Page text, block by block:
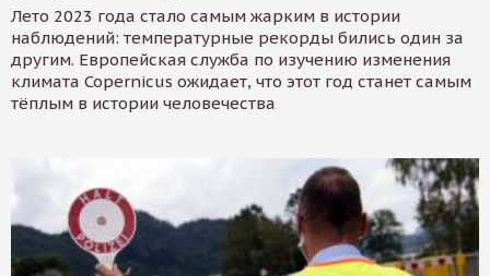
Лето 2023 года стало самым жарким в истории
наблюдений: температурные рекорды бились один за
другим. Европейская служба по изучению изменения
климата Copernicus ожидает, что этот год станет самым
тёплым в истории человечества